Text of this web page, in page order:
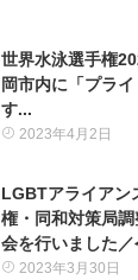
世界水泳選手権
岡市内に「プラ
す...
2023年4月2日
LGBTアライアン
権・同和対策局
会を行いました
2023年3月30日